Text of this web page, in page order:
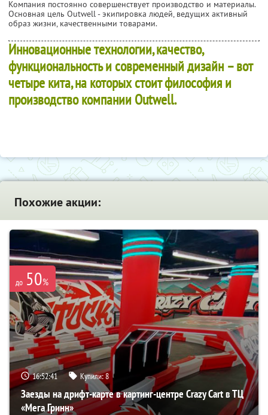
Компания постоянно совершенствует производство и материалы.
Основная цель Outwell - экипировка людей, ведущих активный
образ жизни, качественными товарами.
Инновационные технологии, качество,
функциональность и современный дизайн – вот
четыре кита, на которых стоит философия и
производство компании Outwell.
Похожие акции:
до 50%
16:52:40 Купили:8
Заезды на дрифт-карте в картинг-центре Crazy Cart в ТЦ
«Мега Гринн»